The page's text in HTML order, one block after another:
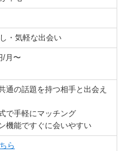
・気軽な出会い
/月〜
通の話題を持つ相手と出会え
で手軽にマッチング
機能ですぐに会いやすい
ら